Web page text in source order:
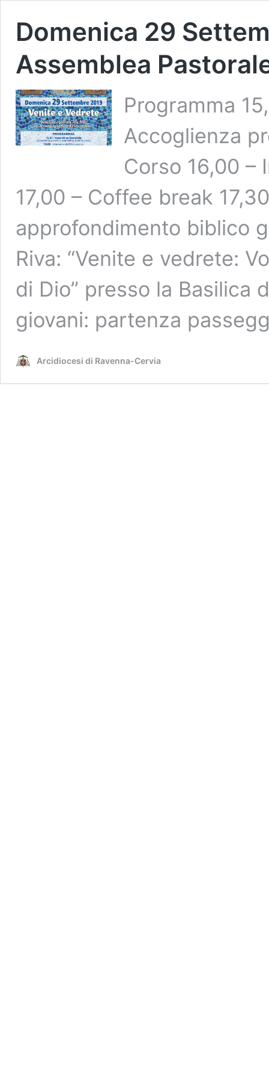
Domenica 29
Assemblea
Programma
Accoglienza
Corso 16,00 –
17,00 – Coffee break
approfondimento biblico
Riva: “Venite e vedrete:
di Dio” presso la Basilica
giovani: partenza
Arcidiocesi di Ravenna-Cervia